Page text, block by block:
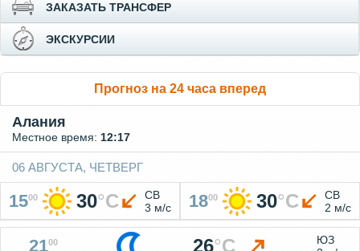
ЗАКАЗАТЬ ТРАНСФЕР
ЭКСКУРСИИ
Прогноз на 24 часа вперед
Алания
Местное время: 12:17
06 АВГУСТА, ЧЕТВЕРГ
1500 30°C
СВ
3 м/с
1800 30°C
СВ
2 м/с
2100 26°C
ЮЗ